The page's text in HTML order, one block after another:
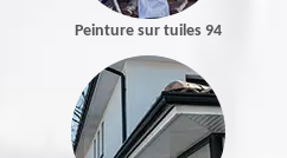
Peinture sur tuiles 94